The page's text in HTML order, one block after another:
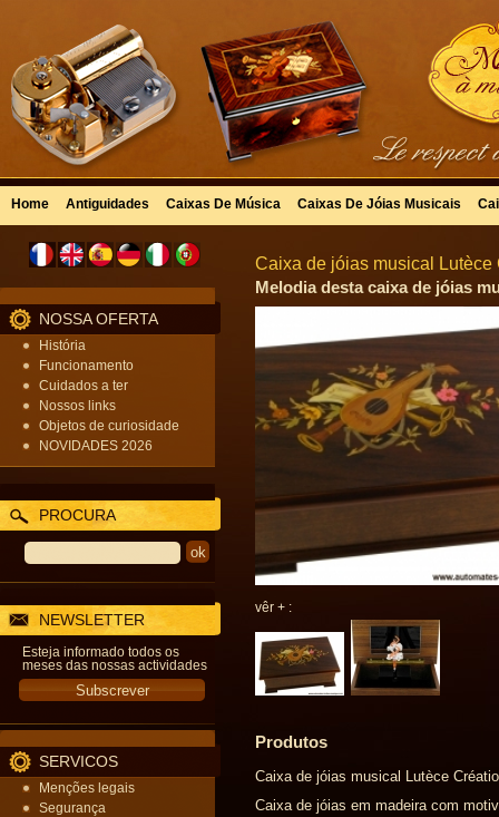
Home Antiguidades Caixas De Música Caixas De Jóias Musicais
NOSSA OFERTA
História
Funcionamento
Cuidados a ter
Nossos links
Objetos de curiosidade
NOVIDADES 2026
PROCURA
NEWSLETTER
Esteja informado todos os
meses das nossas actividades
SERVICOS
Menções legais
Segurança
Caixa de jóias musical
Melodia desta caixa de jóias
vêr + :
Produtos
Caixa de jóias musical Lutèce
Caixa de jóias em madeira com